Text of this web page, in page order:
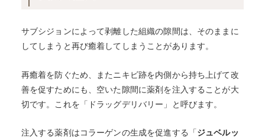
サブシジョンによって剥離した組織の隙間は、そのままに
してしまうと再び癒着してしまうことがあります。
再癒着を防ぐため、またニキビ跡を内側から持ち上げて改
善を促すためにも、空いた隙間に薬剤を注入することが大
切です。これを「ドラッグデリバリー」と呼びます。
注入する薬剤はコラーゲンの生成を促進する「ジュベルッ